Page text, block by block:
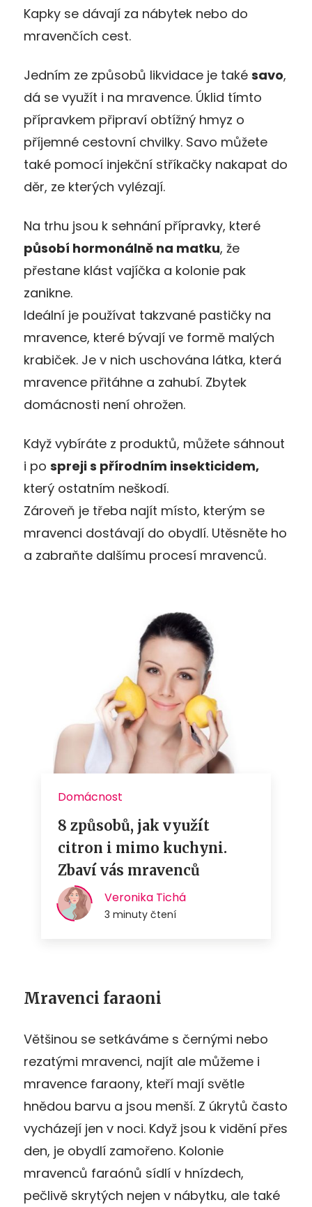
Kapky se dávají za nábytek nebo do
mravenčích cest.
Jedním ze způsobů likvidace je také savo,
dá se využít i na mravence. Úklid tímto
přípravkem připraví obtížný hmyz o
příjemné cestovní chvilky. Savo můžete
také pomocí injekční stříkačky nakapat do
děr, ze kterých vylézají.
Na trhu jsou k sehnání přípravky, které
působí hormonálně na matku, že
přestane klást vajíčka a kolonie pak
zanikne.
Ideální je používat takzvané pastičky na
mravence, které bývají ve formě malých
krabiček. Je v nich uschována látka, která
mravence přitáhne a zahubí. Zbytek
domácnosti není ohrožen.
Když vybíráte z produktů, můžete sáhnout
i po spreji s přírodním insekticidem,
který ostatním neškodí.
Zároveň je třeba najít místo, kterým se
mravenci dostávají do obydlí. Utěsněte ho
a zabraňte dalšímu procesí mravenců.
Mravenci faraoni
Většinou se setkáváme s černými nebo
rezatými mravenci, najít ale můžeme i
mravence faraony, kteří mají světle
hnědou barvu a jsou menší. Z úkrytů často
vycházejí jen v noci. Když jsou k vidění přes
den, je obydlí zamořeno. Kolonie
mravenců faraónů sídlí v hnízdech,
pečlivě skrytých nejen v nábytku, ale také